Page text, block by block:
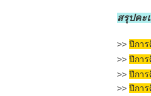
สรุปคะ
>> ปีการ
>> ปีการ
>> ปีการ
>> ปีการ